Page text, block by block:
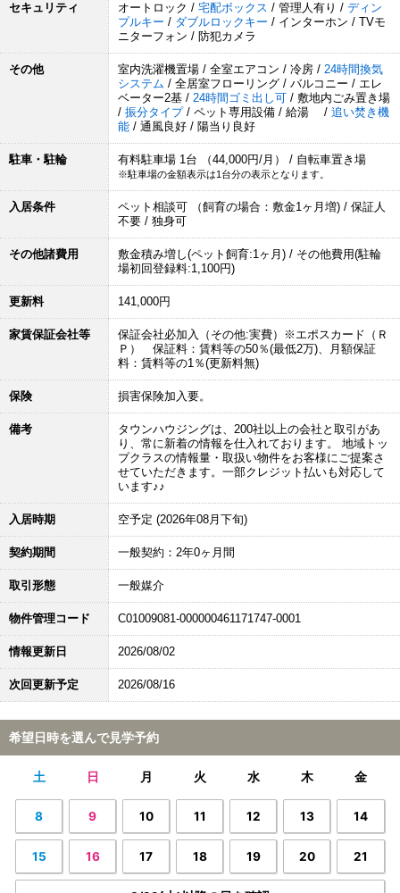
セキュリティ オートロック / 宅配ボックス / 管理人有り / ディン
プルキー / ダブルロックキー / インターホン / TVモ
ニターフォン / 防犯カメラ
その他 室内洗濯機置場 / 全室エアコン / 冷房 / 24時間換気
システム / 全居室フローリング / バルコニー / エレ
ベーター2基 / 24時間ゴミ出し可 / 敷地内ごみ置き場
/ 振分タイプ / ペット専用設備 / 給湯 / 追い焚き機
能 / 通風良好 / 陽当り良好
駐車・駐輪 有料駐車場 1台 （44,000円/月） / 自転車置き場
※駐車場の金額表示は1台分の表示となります。
入居条件
ペット相談可 （飼育の場合：敷金1ヶ月増) / 保証人
不要 / 独身可
その他諸費用
敷金積み増し(ペット飼育:1ヶ月) / その他費用(駐輪
場初回登録料:1,100円)
更新料 141,000円
家賃保証会社等
保証会社必加入（その他:実費）※エポスカード（Ｒ
Ｐ） 保証料：賃料等の50％(最低2万)、月額保証
料：賃料等の1％(更新料無)
保険 損害保険加入要。
備考
タウンハウジングは、200社以上の会社と取引があ
り、常に新着の情報を仕入れております。 地域トッ
プクラスの情報量・取扱い物件をお客様にご提案さ
せていただきます。一部クレジット払いも対応して
います♪♪
入居時期 空予定 (2026年08月下旬)
契約期間 一般契約：2年0ヶ月間
取引形態 一般媒介
物件管理コード C01009081-000000461171747-0001
情報更新日 2026/08/02
次回更新予定 2026/08/16
希望日時を選んで見学予約
土 日 月 火 水 木 金
8 9 10 11 12 13 14
15 16 17 18 19 20 21